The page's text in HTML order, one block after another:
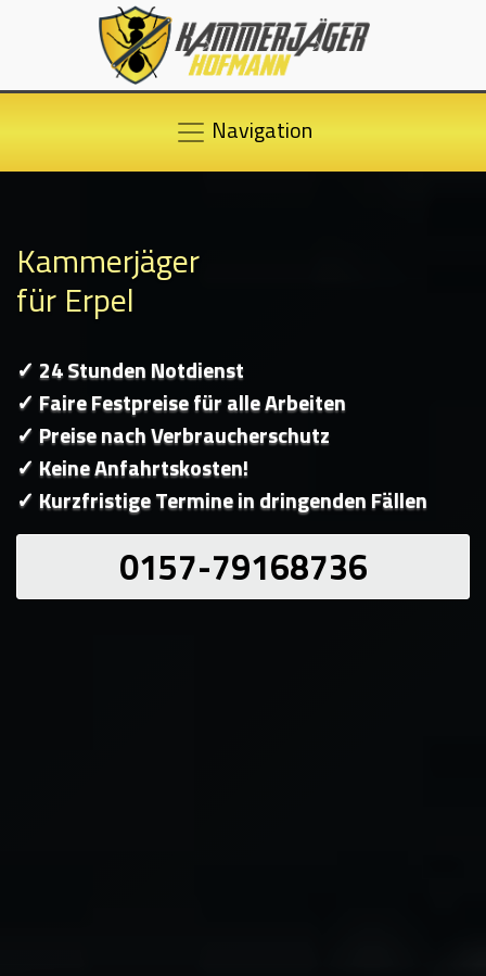
Navigation
Kammerjäger
für Erpel
✓ 24 Stunden Notdienst
✓ Faire Festpreise für alle Arbeiten
✓ Preise nach Verbraucherschutz
✓ Keine Anfahrtskosten!
✓ Kurzfristige Termine in dringenden Fällen
0157-79168736